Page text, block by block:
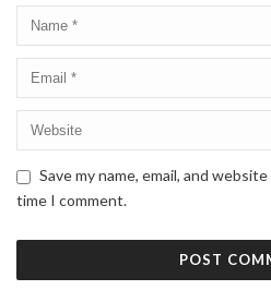
Save my name, email, and
time I comment.